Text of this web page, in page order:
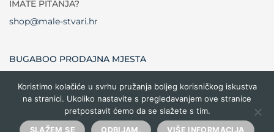
IMATE PITANJA?
shop@male-stvari.hr
BUGABOO PRODAJNA MJESTA
Visa MasterCardMaestro Dinners
Club
Credit
Card
Cash
Delivery
Copyright 2026 ©Male stvari
Koristimo kolačiće u svrhu pružanja boljeg korisničkog iskustva
na stranici. Ukoliko nastavite s pregledavanjem ove stranice
pretpostavit ćemo da se slažete s tim.
SLAŽEM SE ODBIJAM. VIŠE INFORMACIJA